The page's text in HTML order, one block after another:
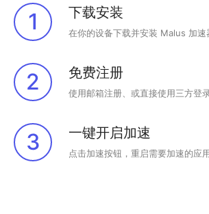
1 下载安装
在你的设备下载并安装 Malus 加速
2 免费注册
使用邮箱注册、或直接使用三方登
3 一键开启加速
点击加速按钮，重启需要加速的应